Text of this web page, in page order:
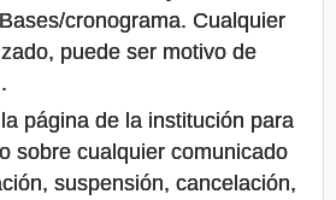
cronograma. Cualquier
puede ser motivo de
página de la institución para
sobre cualquier comunicado
suspensión, cancelación,